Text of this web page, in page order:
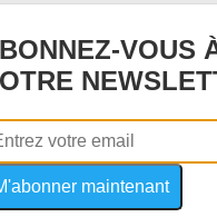
VOUS
maintenant